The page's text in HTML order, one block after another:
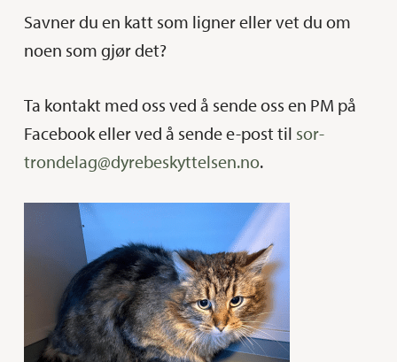
Savner du en katt som ligner eller vet du om
noen som gjør det?
Ta kontakt med oss ved å sende oss en PM på
Facebook eller ved å sende e-post til sor-
trondelag@dyrebeskyttelsen.no.